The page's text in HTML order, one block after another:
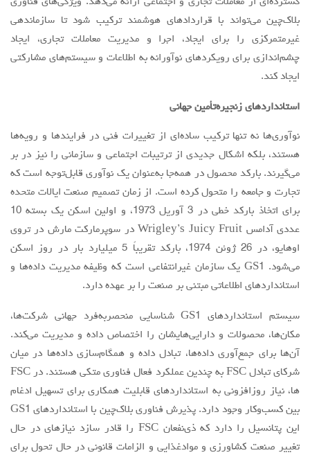
گسترده‌ای از معاملات تجاری و اجتماعی ارائه می‌دهد. ویژگی‌های فناوری
بلاک‌چین می‌تواند با قراردادهای هوشمند ترکیب شود تا ‌‌سازماندهی
غیرمتمرکزی را برای ایجاد، اجرا و مدیریت معاملات تجاری، ایجاد
چشم‌اندازی برای رویکردهای نوآورانه به اطلاعات و سیستم‌های مشارکتی
ایجاد کند.
استانداردهای زنجیره‌تأمین جهانی
نوآوری‌ها نه تنها ترکیب ساده‌ای از تغییرات فنی در فرایندها و رویه‌ها
هستند، بلکه اشکال جدیدی از ترتیبات اجتماعی و ‌‌سازمانی را نیز در بر
می‌گیرند. بارکد محصول در همه‌جا به‌عنوان یک نوآوری قابل‌توجه است که
تجارت و جامعه را متحول کرده است. از زمان تصمیم صنعت ایالات متحده
برای اتخاذ بارکد خطی در 3 آوریل 1973، و اولین اسکن یک بسته 10
عددی آدامس Wrigley’s Juicy Fruit در سوپرمارکت مارش در تروی
اوهایو، در 26 ژوئن 1974، بارکد تقریباً 5 میلیارد بار در روز اسکن
می‌شود. GS1 یک ‌‌سازمان غیرانتفاعی است که وظیفه مدیریت داده‌ها و
استانداردهای اطلاعاتی مبتنی بر صنعت را بر عهده دارد.
سیستم استانداردهای GS1 شناسایی منحصربه‌فرد جهانی شرکت‌ها،
مکان‌ها، محصولات و دارایی‌هایشان را اختصاص داده و مدیریت می‌کند.
آن‌ها برای جمع‌آوری داده‌ها، تبادل داده و همگام‌سازی داده‌ها در میان
شرکای تبادل FSC به چندین عملکرد فعال فناوری متکی هستند. در FSC
ها، نیاز روزافزونی به استانداردهای قابلیت همکاری برای تسهیل ادغام
بین کسب‌وکار وجود دارد. پذیرش فناوری بلاک‌چین با استانداردهای GS1
این پتانسیل را دارد که ذی‌نفعان FSC را قادر سازد نیازهای در حال
تغییر صنعت کشاورزی و موادغذایی و الزامات قانونی در حال تحول برای